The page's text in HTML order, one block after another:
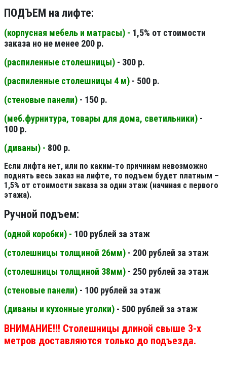
ПОДЪЕМ на лифте:
(корпусная мебель и матрасы) - 1,5% от стоимости
заказа но не менее 200 р.
(распиленные столешницы) - 300 р.
(распиленные столешницы 4 м) - 500 р.
(стеновые панели) - 150 р.
(меб.фурнитура, товары для дома, светильники) -
100 р.
(диваны) - 800 р.
Если лифта нет, или по каким-то причинам невозможно
поднять весь заказ на лифте, то подъем будет платным –
1,5% от стоимости заказа за один этаж (начиная с первого
этажа).
Ручной подъем:
(одной коробки) - 100 рублей за этаж
(столешницы толщиной 26мм) - 200 рублей за этаж
(столешницы толщиной 38мм) - 250 рублей за этаж
(стеновые панели) - 100 рублей за этаж
(диваны и кухонные уголки) - 500 рублей за этаж
ВНИМАНИЕ!!! Столешницы длиной свыше 3-х
метров доставляются только до подъезда.